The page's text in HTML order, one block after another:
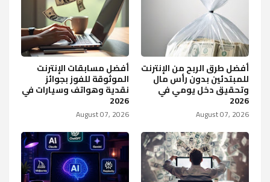
أفضل طرق الربح من الإنترنت
للمبتدئين بدون رأس مال
وتحقيق دخل يومي في
2026
August 07, 2026
أفضل مسابقات الإنترنت
الموثوقة للفوز بجوائز
نقدية وهواتف وسيارات في
2026
August 07, 2026